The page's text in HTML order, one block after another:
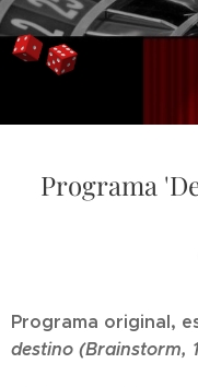
Programa
Programa original,
destino (Brainstorm,